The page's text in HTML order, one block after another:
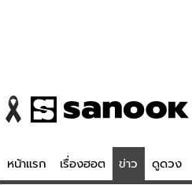
หน้าแรก เรื่องฮอต ข่าว ดูดวง